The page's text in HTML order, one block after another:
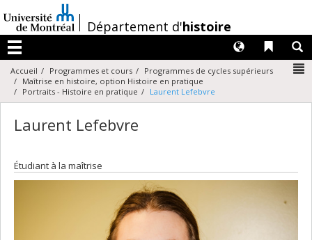
au
contenu
/Département d'histoire
Menu
Liens
Langues
Accueil Programmes et cours
Programmes de cycles supérieurs
Maîtrise en histoire, option Histoire en pratique
Portraits - Histoire en pratique
Laurent Lefebvre
Laurent Lefebvre
Étudiant à la maîtrise